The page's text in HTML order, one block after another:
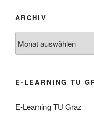
ARCHIV
E-LEARNING TU
E-Learning TU Graz